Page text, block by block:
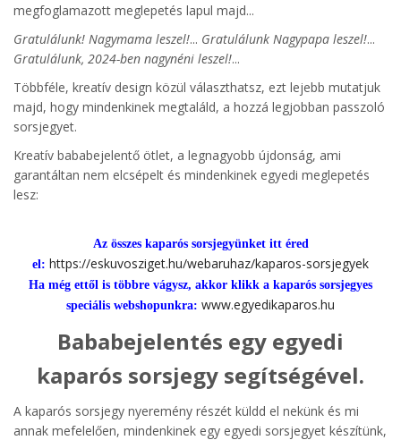
megfoglamazott meglepetés lapul majd...
Gratulálunk! Nagymama leszel!... Gratulálunk Nagypapa leszel!...
Gratulálunk, 2024-ben nagynéni leszel!...
Többféle, kreatív design közül választhatsz, ezt lejebb mutatjuk
majd, hogy mindenkinek megtaláld, a hozzá legjobban passzoló
sorsjegyet.
Kreatív bababejelentő ötlet, a legnagyobb újdonság, ami
garantáltan nem elcsépelt és mindenkinek egyedi meglepetés
lesz:
Az összes kaparós sorsjegyünket itt éred
el: https://eskuvosziget.hu/webaruhaz/kaparos-sorsjegyek
Ha még ettől is többre vágysz, akkor klikk a kaparós sorsjegyes
speciális webshopunkra: www.egyedikaparos.hu
Bababejelentés egy egyedi
kaparós sorsjegy segítségével.
A kaparós sorsjegy nyeremény részét küldd el nekünk és mi
annak mefelelően, mindenkinek egy egyedi sorsjegyet készítünk,